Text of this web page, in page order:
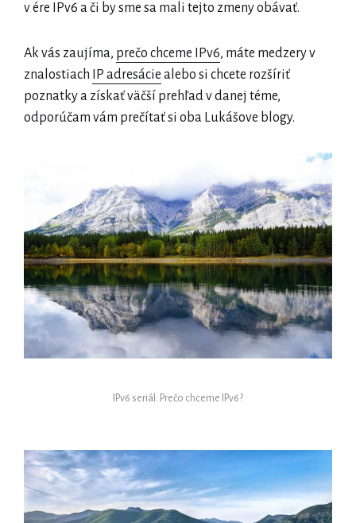
v ére IPv6 a či by sme sa mali tejto zmeny obávať.
Ak vás zaujíma, prečo chceme IPv6, máte medzery v
znalostiach
IP adresácie alebo si chcete rozšíriť
poznatky a získať väčší prehľad v danej téme,
odporúčam vám prečítať si oba Lukášove blogy.
IPv6 seriál: Prečo chceme IPv6?